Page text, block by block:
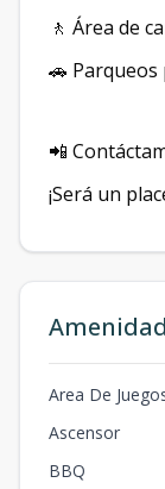
🚶 Área de
🚗
📲
¡Será un
Area De
Ascensor
BBQ